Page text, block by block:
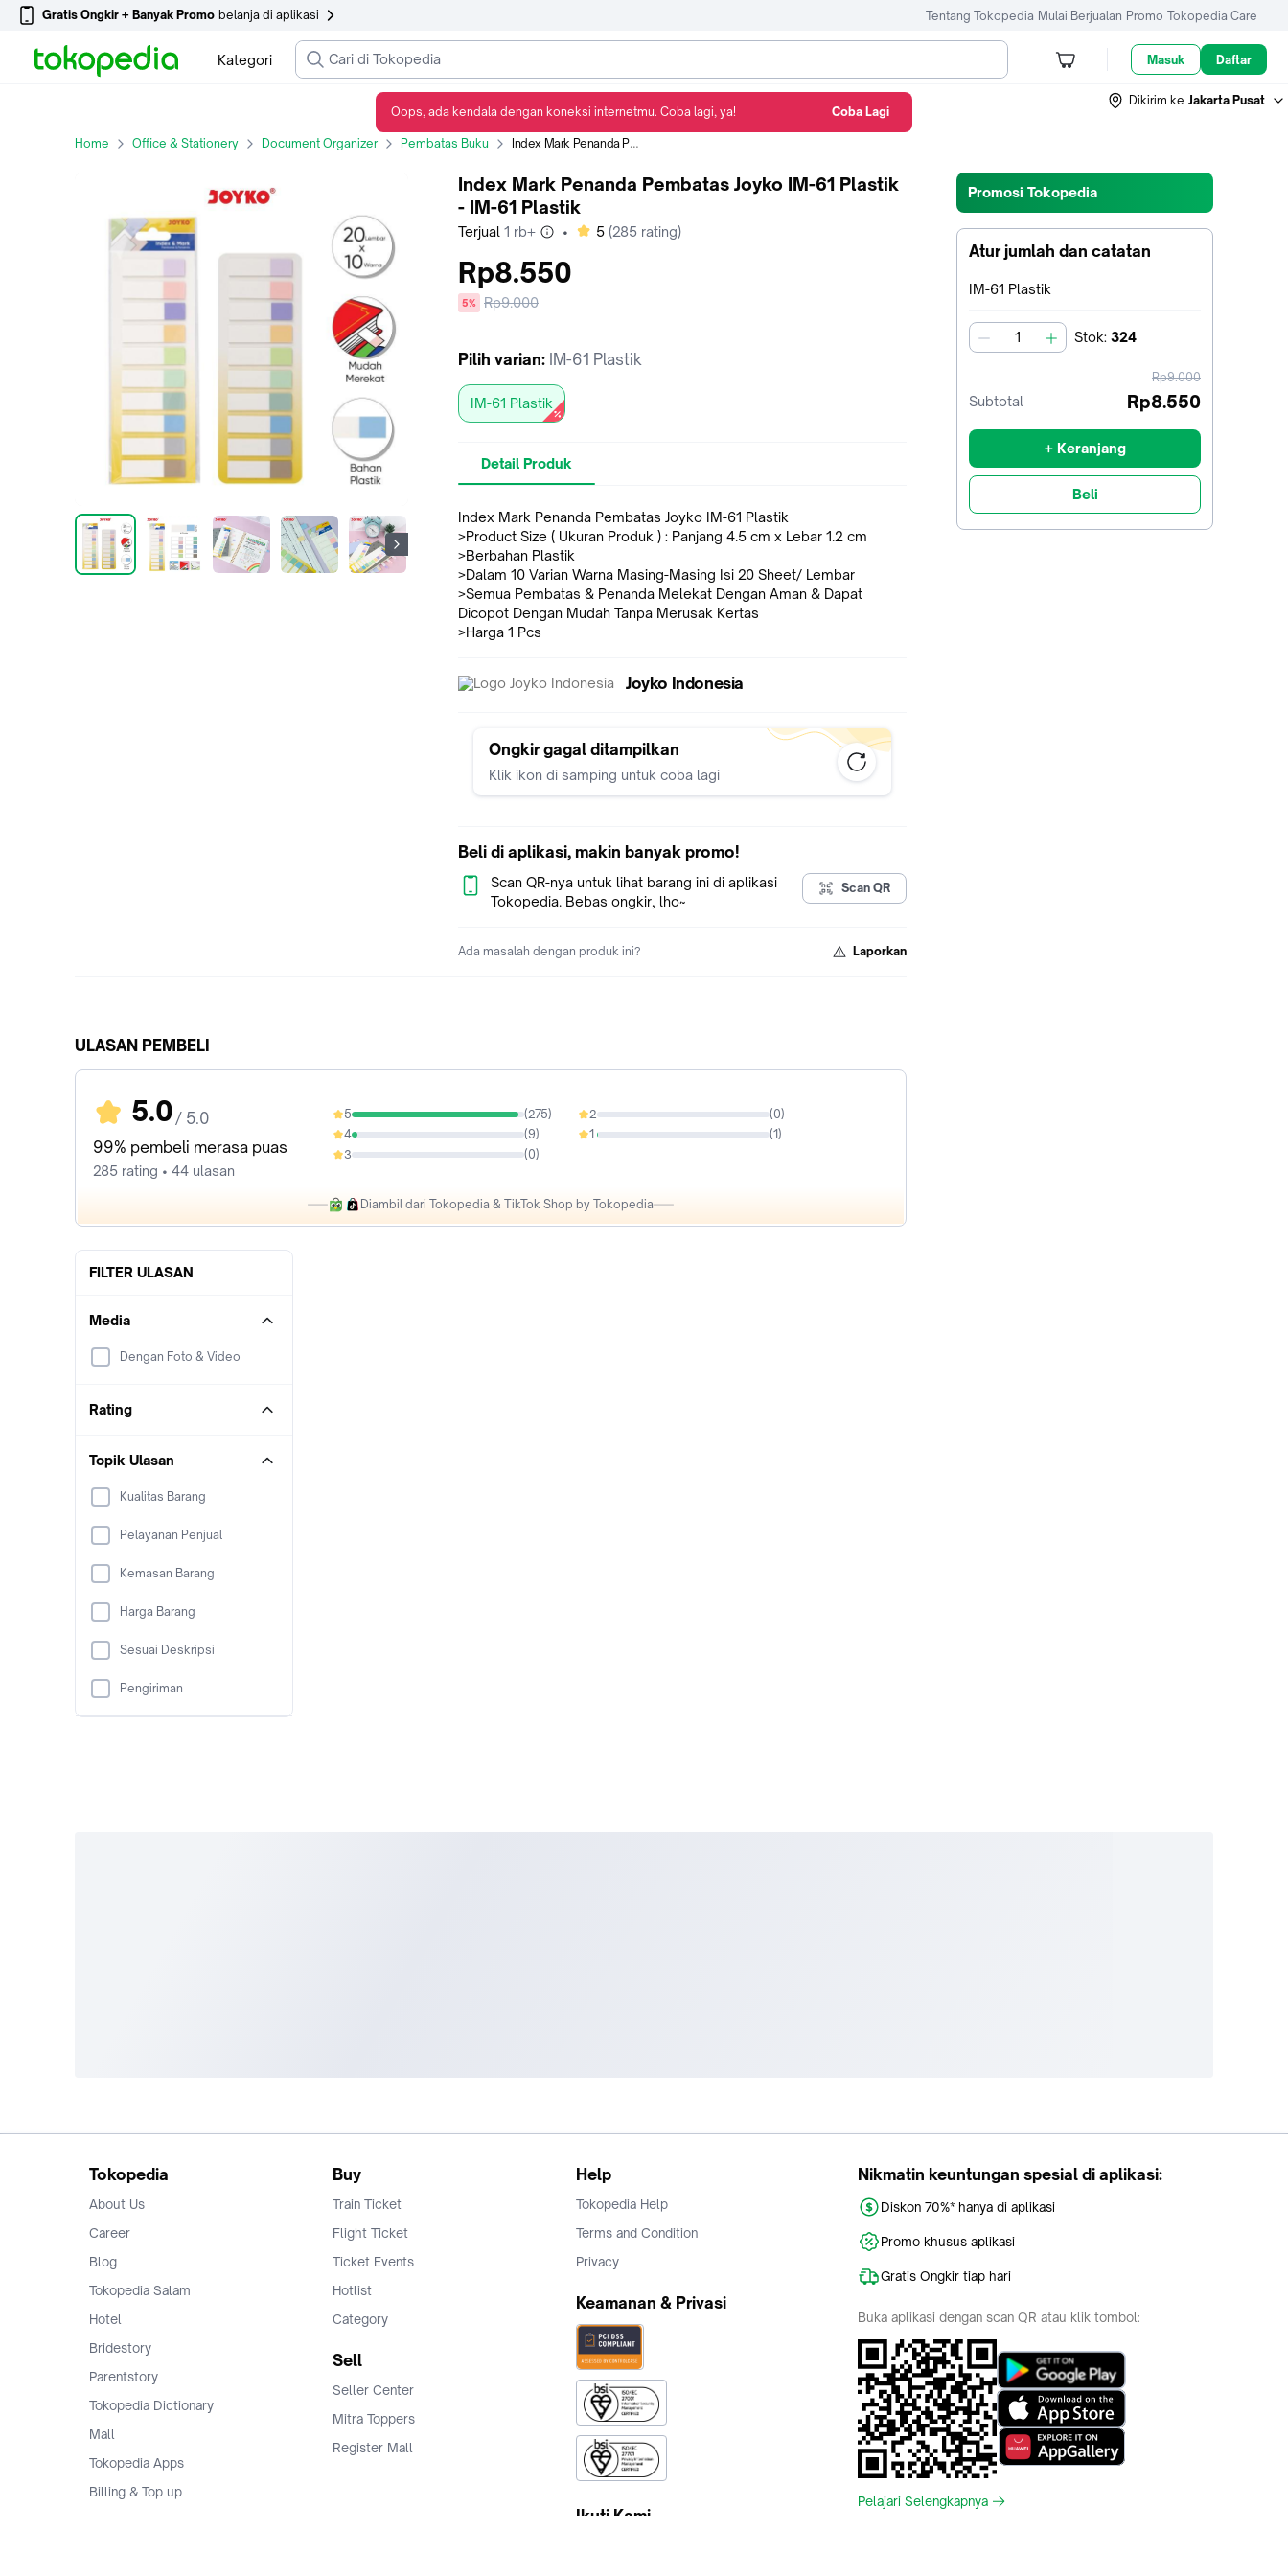
Gratis Ongkir + Banyak Promo belanja di aplikasi Tentang Tokopedia Mulai Berjualan Promo Tokopedia Care
Kategori Masuk Daftar
Dikirim ke Jakarta Pusat
Home Office & Stationery Document Organizer Pembatas Buku Index Mark Penanda Pembatas Joyko IM-61 Plastik - IM-61 Plastik
Promosi Tokopedia
Atur jumlah dan catatan
Terpilih:
IM-61 Plastik
jumlah Stok: 324
harga
sebelum
Rp9.000
Subtotal Rp8.550
+ Keranjang
Beli
Index Mark Penanda Pembatas Joyko IM-61 Plastik
- IM-61 Plastik
Terjual 1 rb+ • bintang
5 (285 rating)
Rp8.550
diskon
5%
Harga
Rp9.000
Pilih varian: IM-61 Plastik
IM-61 Plastik
Detail Produk
Index Mark Penanda Pembatas Joyko IM-61 Plastik
>Product Size ( Ukuran Produk ) : Panjang 4.5 cm x Lebar 1.2 cm
>Berbahan Plastik
>Dalam 10 Varian Warna Masing-Masing Isi 20 Sheet/ Lembar
>Semua Pembatas & Penanda Melekat Dengan Aman & Dapat
Dicopot Dengan Mudah Tanpa Merusak Kertas
>Harga 1 Pcs
Joyko Indonesia
Ongkir gagal ditampilkan
Klik ikon di samping untuk coba lagi
Beli di aplikasi, makin banyak promo!
Scan QR-nya untuk lihat barang ini di aplikasi
Tokopedia. Bebas ongkir, lho~
Scan QR
Ada masalah dengan produk ini? Laporkan
ULASAN PEMBELI
5.0 / 5.0
99% pembeli merasa puas
285 rating • 44 ulasan
5 (275)
96.49%
4 (9)
3.16%
3 (0)
0%
2 (0)
0%
1 (1)
0.35%
Diambil dari Tokopedia & TikTok Shop by Tokopedia
FILTER ULASAN
Media
Dengan Foto & Video
Rating
Topik Ulasan
Kualitas Barang
Pelayanan Penjual
Kemasan Barang
Harga Barang
Sesuai Deskripsi
Pengiriman
Tokopedia
About Us
Career
Blog
Tokopedia Salam
Hotel
Bridestory
Parentstory
Tokopedia Dictionary
Mall
Tokopedia Apps
Billing & Top up
Buy
Train Ticket
Flight Ticket
Ticket Events
Hotlist
Category
Sell
Seller Center
Mitra Toppers
Register Mall
Help
Tokopedia Help
Terms and Condition
Privacy
Keamanan & Privasi
Ikuti Kami
Nikmatin keuntungan spesial di aplikasi:
Diskon 70%* hanya di aplikasi
Promo khusus aplikasi
Gratis Ongkir tiap hari
Buka aplikasi dengan scan QR atau klik tombol:
Pelajari Selengkapnya
Oops, ada kendala dengan koneksi internetmu. Coba lagi, ya! Coba Lagi